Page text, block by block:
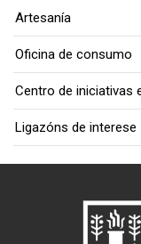
Artesanía
Oficina de consumo
Centro de iniciativas
Ligazóns de interese